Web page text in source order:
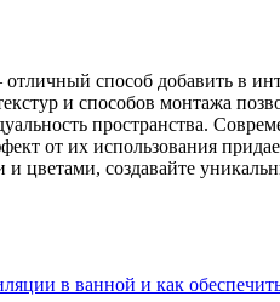
способ добавить в
и способов монтажа
пространства.
от их использования
цветами, создавайте
в ванной и как